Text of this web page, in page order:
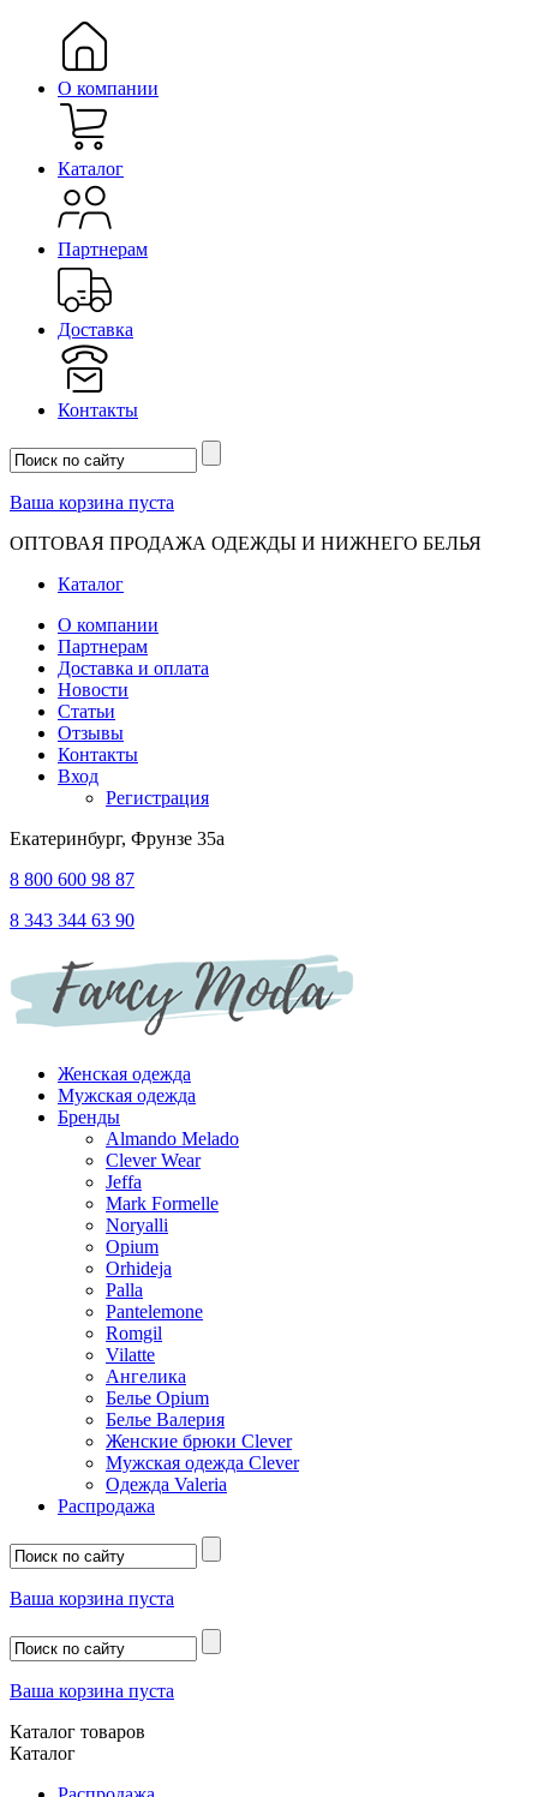
О компании
Каталог
Партнерам
Доставка
Контакты
Ваша корзина пуста
ОПТОВАЯ ПРОДАЖА ОДЕЖДЫ И НИЖНЕГО БЕЛЬЯ
Каталог
О компании
Партнерам
Доставка и оплата
Новости
Статьи
Отзывы
Контакты
Вход
Регистрация
Екатеринбург, Фрунзе 35а
8 800 600 98 87
8 343 344 63 90
Женская одежда
Мужская одежда
Бренды
Almando Melado
Clever Wear
Jeffa
Mark Formelle
Noryalli
Opium
Orhideja
Palla
Pantelemone
Romgil
Vilatte
Ангелика
Белье Opium
Белье Валерия
Женские брюки Clever
Мужская одежда Clever
Одежда Valeria
Распродажа
Ваша корзина пуста
Ваша корзина пуста
Каталог товаров
Каталог